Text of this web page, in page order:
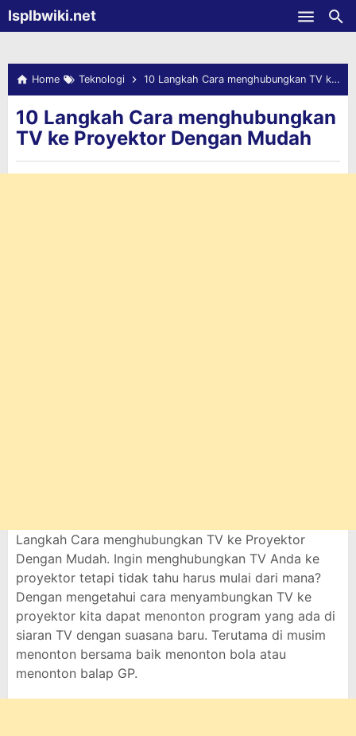
-->Isplbwiki.net
Home Teknologi 10 Langkah Cara menghubungkan TV ke Proyektor Dengan Mudah
10 Langkah Cara menghubungkan
TV ke Proyektor Dengan Mudah
Langkah Cara menghubungkan TV ke Proyektor
Dengan Mudah. Ingin menghubungkan TV Anda ke
proyektor tetapi tidak tahu harus mulai dari mana?
Dengan mengetahui cara menyambungkan TV ke
proyektor kita dapat menonton program yang ada di
siaran TV dengan suasana baru. Terutama di musim
menonton bersama baik menonton bola atau
menonton balap GP.